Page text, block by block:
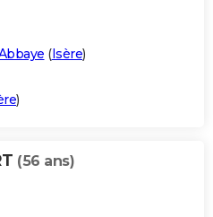
(Isère)
)
(56 ans)